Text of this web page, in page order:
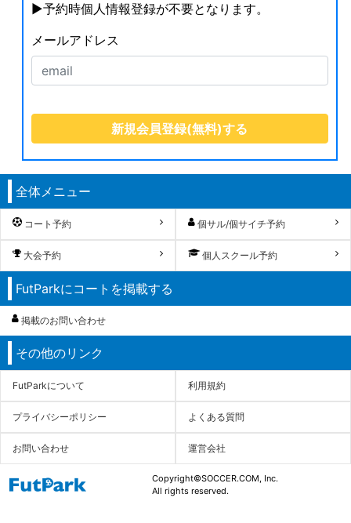
▶︎予約時個人情報登録が不要となります。
メールアドレス
全体メニュー
コート予約 個サル/個サイチ予約
大会予約 個人スクール予約
FutParkにコートを掲載する
掲載のお問い合わせ
その他のリンク
FutParkについて 利用規約
プライバシーポリシー よくある質問
お問い合わせ 運営会社
Copyright©SOCCER.COM, Inc.
All rights reserved.